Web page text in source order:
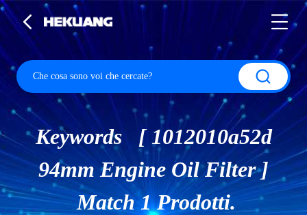
Keywords [ 1012010a52d
94mm Engine Oil Filter ]
Match 1 Prodotti.